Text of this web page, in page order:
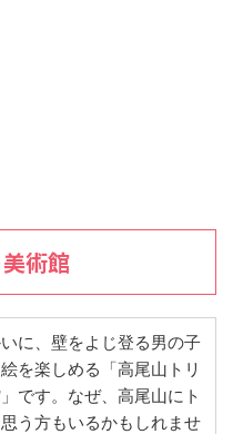
術館
に、壁をよじ登る男の子
を楽しめる「高尾山トリ
です。なぜ、高尾山にト
う方もいるかもしれませ